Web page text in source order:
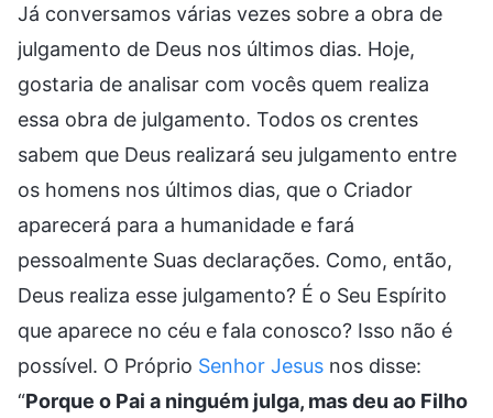
Já conversamos várias vezes sobre a obra de
julgamento de Deus nos últimos dias. Hoje,
gostaria de analisar com vocês quem realiza
essa obra de julgamento. Todos os crentes
sabem que Deus realizará seu julgamento entre
os homens nos últimos dias, que o Criador
aparecerá para a humanidade e fará
pessoalmente Suas declarações. Como, então,
Deus realiza esse julgamento? É o Seu Espírito
que aparece no céu e fala conosco? Isso não é
possível. O Próprio Senhor Jesus nos disse:
“Porque o Pai a ninguém julga, mas deu ao Filho